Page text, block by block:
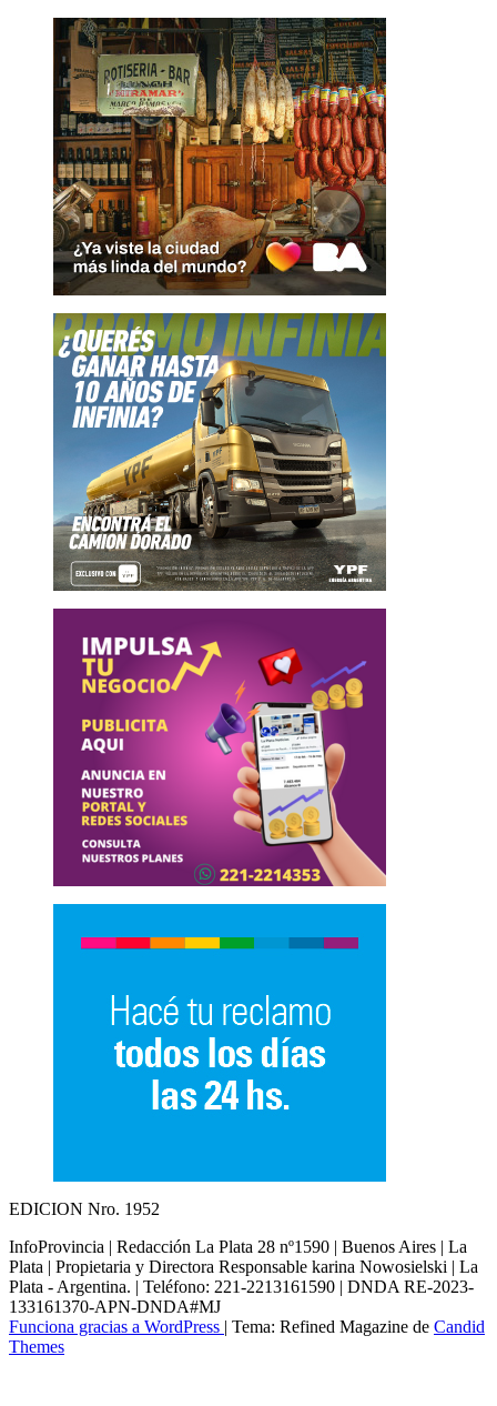
EDICION Nro. 1952
InfoProvincia | Redacción La Plata 28 nº1590 | Buenos Aires | La
Plata | Propietaria y Directora Responsable karina Nowosielski | La
Plata - Argentina. | Teléfono: 221-2213161590 | DNDA RE-2023-
133161370-APN-DNDA#MJ
Funciona gracias a WordPress | Tema: Refined Magazine de Candid
Themes